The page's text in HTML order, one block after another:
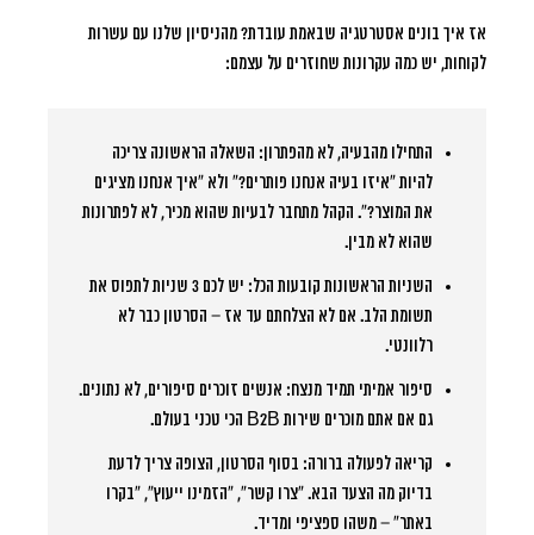
אז איך בונים אסטרטגיה שבאמת עובדת? מהניסיון שלנו עם עשרות
לקוחות, יש כמה עקרונות שחוזרים על עצמם:
התחילו מהבעיה, לא מהפתרון: השאלה הראשונה צריכה
להיות “איזו בעיה אנחנו פותרים?” ולא “איך אנחנו מציגים
את המוצר?”. הקהל מתחבר לבעיות שהוא מכיר, לא לפתרונות
שהוא לא מבין.
השניות הראשונות קובעות הכל:
יש לכם 3 שניות לתפוס את
תשומת הלב. אם לא הצלחתם עד אז – הסרטון כבר לא
רלוונטי.
סיפור אמיתי תמיד מנצח: אנשים זוכרים סיפורים, לא נתונים.
גם אם אתם מוכרים שירות B2B הכי טכני בעולם.
קריאה לפעולה ברורה: בסוף הסרטון, הצופה צריך לדעת
בדיוק מה הצעד הבא. “צרו קשר”, “הזמינו ייעוץ”, “בקרו
באתר” – משהו ספציפי ומדיד.